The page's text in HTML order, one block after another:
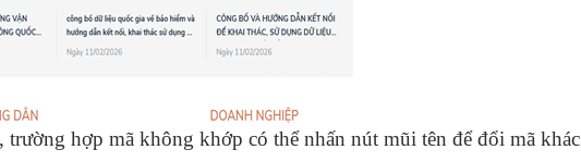
trường hợp mã không khớp có thể nhấn nút mũi tên để đổi mã khác